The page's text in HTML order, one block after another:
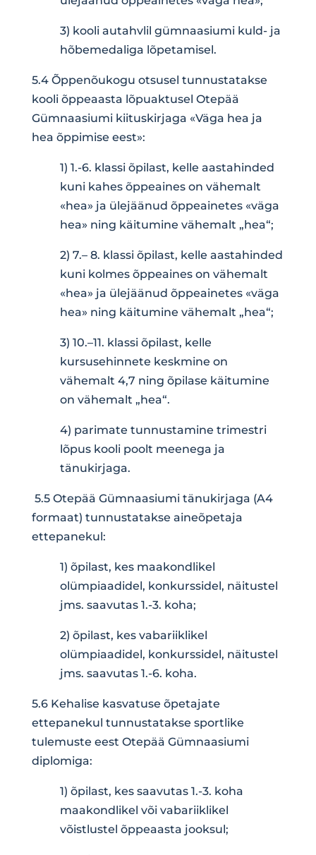
3) kooli autahvlil gümnaasiumi kuld- ja
hõbemedaliga lõpetamisel.
5.4 Õppenõukogu otsusel tunnustatakse
kooli õppeaasta lõpuaktusel Otepää
Gümnaasiumi kiituskirjaga «Väga hea ja
hea õppimise eest»:
1) 1.-6. klassi õpilast, kelle aastahinded
kuni kahes õppeaines on vähemalt
«hea» ja ülejäänud õppeainetes «väga
hea» ning käitumine vähemalt „hea“;
2) 7.– 8. klassi õpilast, kelle aastahinded
kuni kolmes õppeaines on vähemalt
«hea» ja ülejäänud õppeainetes «väga
hea» ning käitumine vähemalt „hea“;
3) 10.–11. klassi õpilast, kelle
kursusehinnete keskmine on
vähemalt 4,7 ning õpilase käitumine
on vähemalt „hea“.
4) parimate tunnustamine trimestri
lõpus kooli poolt meenega ja
tänukirjaga.
5.5 Otepää Gümnaasiumi tänukirjaga (A4
formaat) tunnustatakse aineõpetaja
ettepanekul:
1) õpilast, kes maakondlikel
olümpiaadidel, konkurssidel, näitustel
jms. saavutas 1.-3. koha;
2) õpilast, kes vabariiklikel
olümpiaadidel, konkurssidel, näitustel
jms. saavutas 1.-6. koha.
5.6 Kehalise kasvatuse õpetajate
ettepanekul tunnustatakse sportlike
tulemuste eest Otepää Gümnaasiumi
diplomiga:
1) õpilast, kes saavutas 1.-3. koha
maakondlikel või vabariiklikel
võistlustel õppeaasta jooksul;